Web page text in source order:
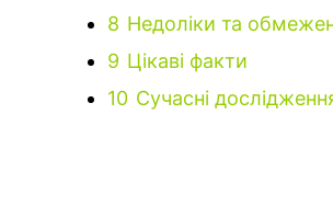
8 Недоліки та
9 Цікаві факти
10 Сучасні